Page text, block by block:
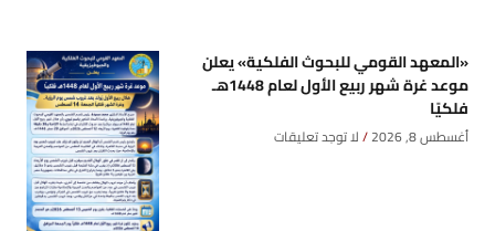
«المعهد القومي للبحوث الفلكية» يعلن
موعد غرة شهر ربيع الأول لعام 1448هـ
فلكيًا
أغسطس 8, 2026 لا توجد تعليقات